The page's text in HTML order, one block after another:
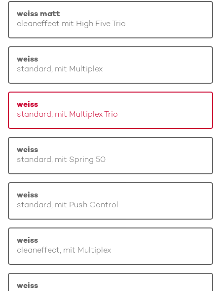
weiss matt
cleaneffect mit High Five Trio
weiss
standard, mit Multiplex
weiss
standard, mit Multiplex Trio
weiss
standard, mit Spring 50
weiss
standard, mit Push Control
weiss
cleaneffect, mit Multiplex
weiss